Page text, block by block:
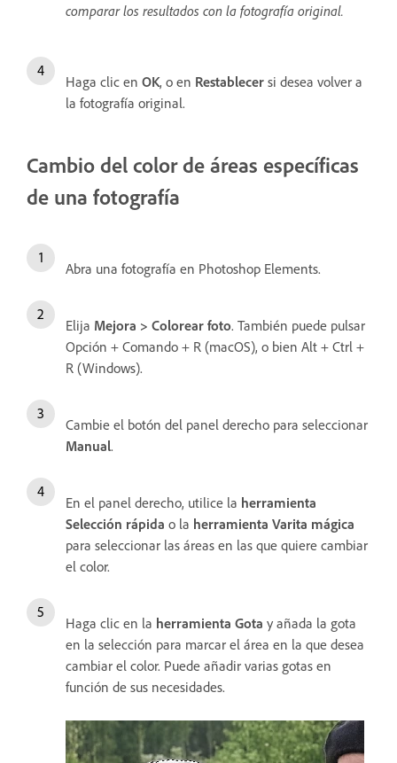
comparar los resultados con la fotografía original.
Haga clic en OK, o en Restablecer si desea volver a
la fotografía original.
Cambio del color de áreas específicas
de una fotografía
Abra una fotografía en Photoshop Elements.
Elija Mejora > Colorear foto. También puede pulsar
Opción + Comando + R (macOS), o bien Alt + Ctrl +
R (Windows).
Cambie el botón del panel derecho para seleccionar
Manual.
En el panel derecho, utilice la herramienta
Selección rápida o la herramienta Varita mágica
para seleccionar las áreas en las que quiere cambiar
el color.
Haga clic en la herramienta Gota y añada la gota
en la selección para marcar el área en la que desea
cambiar el color. Puede añadir varias gotas en
función de sus necesidades.